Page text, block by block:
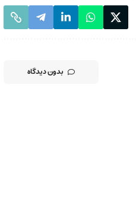
بدون دیدگاه